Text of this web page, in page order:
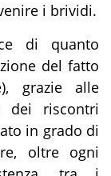
i brividi.
di quanto
del fatto
grazie alle
dei riscontri
in grado di
oltre ogni